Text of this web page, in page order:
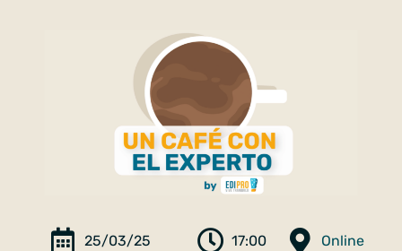
25/03/25 17:00 Online